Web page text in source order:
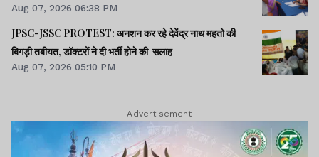
Aug 07, 2026 06:38 PM
JPSC-JSSC PROTEST: अनशन कर रहे देवेंद्र नाथ महतो की
बिगड़ी तबीयत, डॉक्टरों ने दी भर्ती होने की सलाह
Aug 07, 2026 05:10 PM
Advertisement